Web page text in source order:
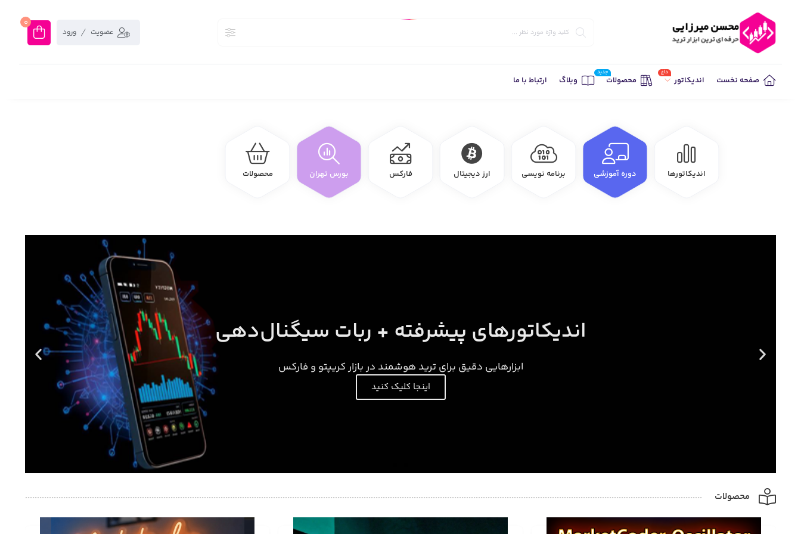
عضویت ورود
0
صفحه نخست اندیکاتور
داغ
محصولات
جدید
وبلاگ ارتباط با ما
اندیکاتورها دوره آموزشی برنامه نویسی ارز دیجیتال فارکس بورس تهران محصولات
اندیکاتورهای پیشرفته + ربات سیگنال‌دهی
ابزارهایی دقیق برای ترید هوشمند در بازار کریپتو و فارکس
اینجا کلیک کنید
محصولات